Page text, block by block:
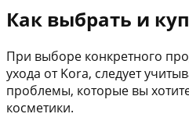
Как выбрать и
При выборе конкретного
ухода от Kora, следует
проблемы, которые вы
косметики.